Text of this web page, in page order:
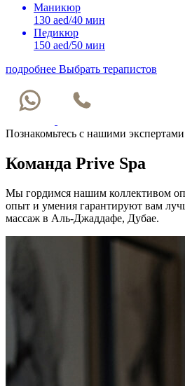
Маникюр
130 aed/40 мин
Педикюр
150 aed/50 мин
подробнее Выбрать терапистов
Познакомьтесь с нашими экспертами
Команда Prive Spa
Мы гордимся нашим коллективом
опыт и умения гарантируют вам
массаж в Аль-Джаддафе, Дубае.